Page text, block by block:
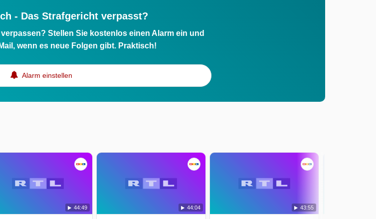
- Das Strafgericht verpasst?
Stellen Sie kostenlos einen Alarm ein und
wenn es neue Folgen gibt. Praktisch!
Alarm einstellen
44:49 44:04 43:55